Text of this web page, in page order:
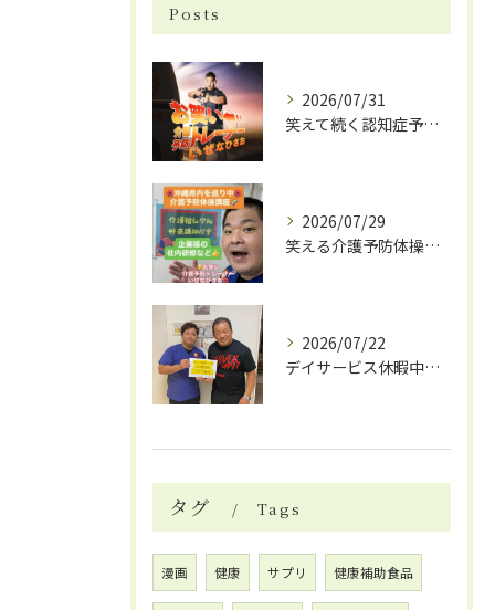
Posts
2026/07/31
笑えて続く認知症予防体操
2026/07/29
笑える介護予防体操で笑いと健康効果
2026/07/22
デイサービス休暇中の自費リハビリ活用法
タグ Tags
漫画 健康 サプリ 健康補助食品